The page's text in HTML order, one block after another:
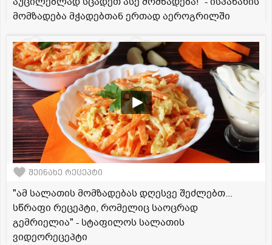
მომზადება მჭადებთან ერთად აეროგრილში
შეინახე რეცეპტი
"ამ სალათის მომზადებას დღესვე შეძლებთ...
სწრაფი რეცეპტი, რომელიც საოცრად
გემრიელია" - სტაფილოს სალათის
ვიდეორეცეპტი